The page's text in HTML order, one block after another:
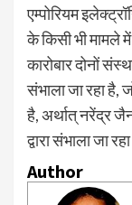
एम्पोरियम
के किसी भी मामले
कारोबार दोनों
संभाला जा रहा है,
है, अर्थात् नरेंद्र
द्वारा संभाला जा
Author